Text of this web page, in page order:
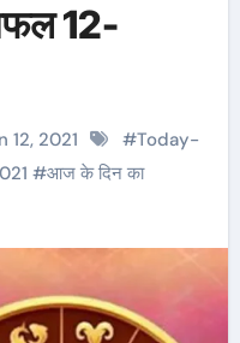
12-
12, 2021 #Today-
#आज के दिन का